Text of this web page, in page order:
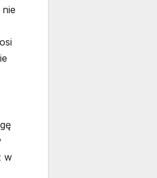
w